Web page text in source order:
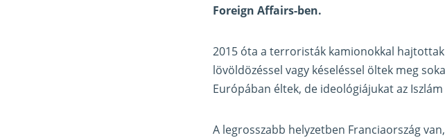
Foreign Affairs-ben.
2015 óta a terroristák kamionokkal
lövöldözéssel vagy késeléssel öltek meg
Európában éltek, de ideológiájukat az
A legrosszabb helyzetben Franciaország